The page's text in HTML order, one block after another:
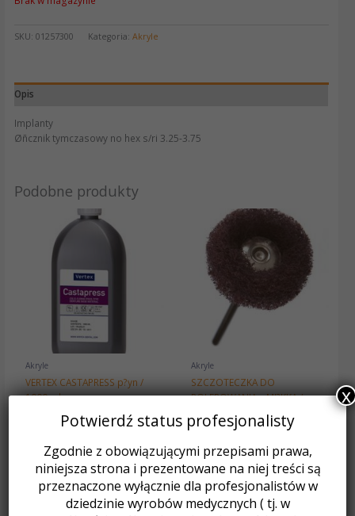
SKU:01257300 Kategoria:Akryle
Opis
Implanty
Øñcznik tymczasowy no hex s/ri 3.25-3.75
Podobne produkty
Akryle
VERTEX CASTAPRESS p?yn /
1000 ml
z VAT
Akryle
SZCZOTECZKA DO
POLEROWANIA – MI?KKA /
złz VAT
Ten
produkt
Potwierdź status profesjonalisty
Zgodnie z obowiązującymi przepisami prawa,
niniejsza strona i prezentowane na niej treści są
przeznaczone wyłącznie dla profesjonalistów w
dziedzinie wyrobów medycznych ( tj. w
x